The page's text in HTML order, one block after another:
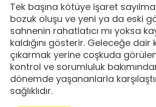
Tek başına kötüye işaret
bozuk oluşu ve yeni ya da eski
sahnenin rahatlatıcı mı yoksa
kaldığını gösterir. Geleceğe
çıkarmak yerine coşkuda
kontrol ve sorumluluk
dönemde yaşananlarla
sağlıklıdır.